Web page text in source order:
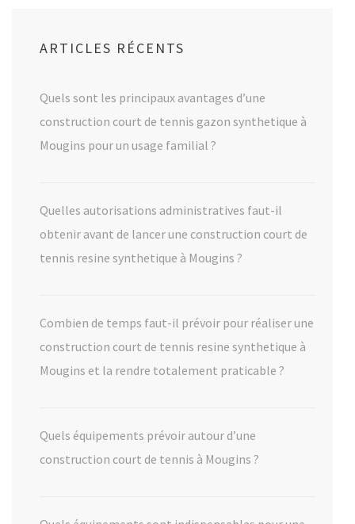
ARTICLES RÉCENTS
Quels sont les principaux avantages d’une
construction court de tennis gazon synthetique à
Mougins pour un usage familial ?
Quelles autorisations administratives faut-il
obtenir avant de lancer une construction court de
tennis resine synthetique à Mougins ?
Combien de temps faut-il prévoir pour réaliser une
construction court de tennis resine synthetique à
Mougins et la rendre totalement praticable ?
Quels équipements prévoir autour d’une
construction court de tennis à Mougins ?